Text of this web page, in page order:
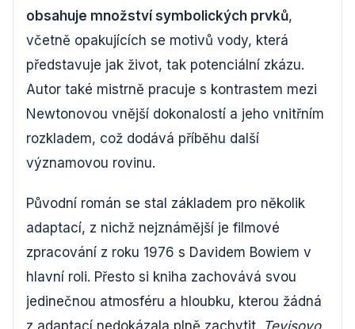
obsahuje množství symbolických prvků,
včetně opakujících se motivů vody, která
představuje jak život, tak potenciální zkázu.
Autor také mistrně pracuje s kontrastem mezi
Newtonovou vnější dokonalostí a jeho vnitřním
rozkladem, což dodává příběhu další
významovou rovinu.
Původní román se stal základem pro několik
adaptací, z nichž nejznámější je filmové
zpracování z roku 1976 s Davidem Bowiem v
hlavní roli. Přesto si kniha zachovává svou
jedinečnou atmosféru a hloubku, kterou žádná
z adaptací nedokázala plně zachytit. Tevisovo